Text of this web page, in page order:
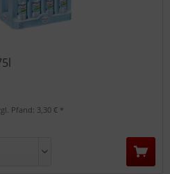
Pfand: 3,30 € *